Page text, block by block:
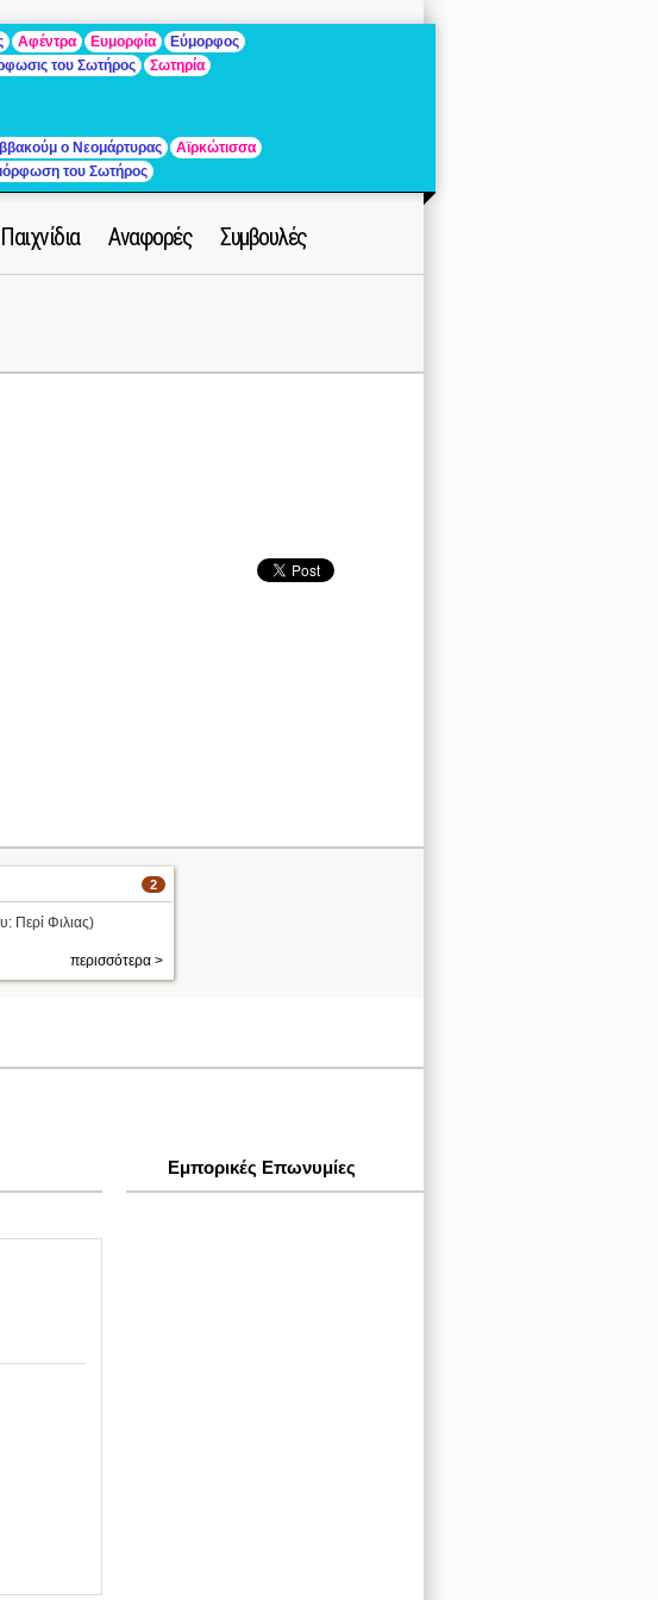
Αφέντρα Ευμορφία
Εύμορφος
του Σωτήρος
Σωτηρία
ο Νεομάρτυρας
Αϊρκώτισσα
του Σωτήρος
Παιχνίδια Αναφορές Συμβουλές
2
Περί Φιλιας)
περισσότερα >
Εμπορικές Επωνυμίες